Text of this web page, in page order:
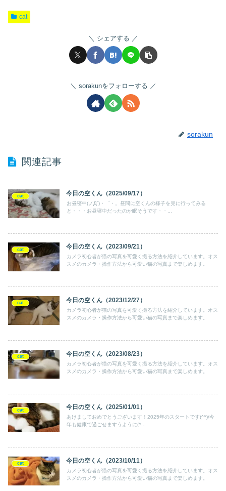
cat
シェアする
sorakunをフォローする
sorakun
関連記事
cat 今日の空くん（2025/09/17）
お昼寝中(ノД`)・゜・。昼間に空くんの様子を見に行ってみる
と・・・お昼寝中だったのか眠そうです・・...
cat 今日の空くん（2023/09/21）
カメラ初心者が猫の写真を可愛く撮る方法を紹介しています。オス
スメのカメラ・操作方法から可愛い猫の写真まで楽しめます。
cat 今日の空くん（2023/12/27）
カメラ初心者が猫の写真を可愛く撮る方法を紹介しています。オス
スメのカメラ・操作方法から可愛い猫の写真まで楽しめます。
cat 今日の空くん（2023/08/23）
カメラ初心者が猫の写真を可愛く撮る方法を紹介しています。オス
スメのカメラ・操作方法から可愛い猫の写真まで楽しめます。
cat 今日の空くん（2025/01/01）
あけましておめでとうございます！2025年のスタートです(^^)/今
年も健康で過ごせますうように(^...
cat 今日の空くん（2023/10/11）
カメラ初心者が猫の写真を可愛く撮る方法を紹介しています。オス
スメのカメラ・操作方法から可愛い猫の写真まで楽しめます。